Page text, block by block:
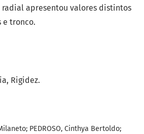
Rigidez.
PEDROSO, Cinthya Bertoldo;
apresentou valores distintos
e tronco.